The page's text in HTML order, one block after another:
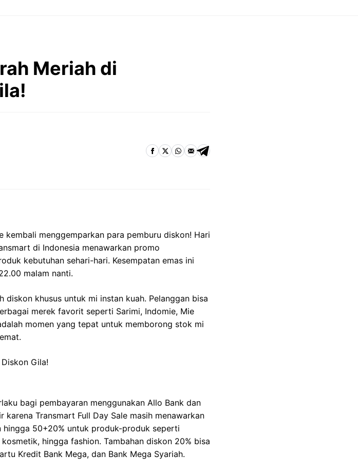
Meriah di
kembali menggemparkan para pemburu diskon! Hari
di Indonesia menawarkan promo
kebutuhan sehari-hari. Kesempatan emas ini
malam nanti.
khusus untuk mi instan kuah. Pelanggan bisa
merek favorit seperti Sarimi, Indomie, Mie
momen yang tepat untuk memborong stok mi
bagi pembayaran menggunakan Allo Bank dan
Transmart Full Day Sale masih menawarkan
50+20% untuk produk-produk seperti
hingga fashion. Tambahan diskon 20% bisa
Kredit Bank Mega, dan Bank Mega Syariah.